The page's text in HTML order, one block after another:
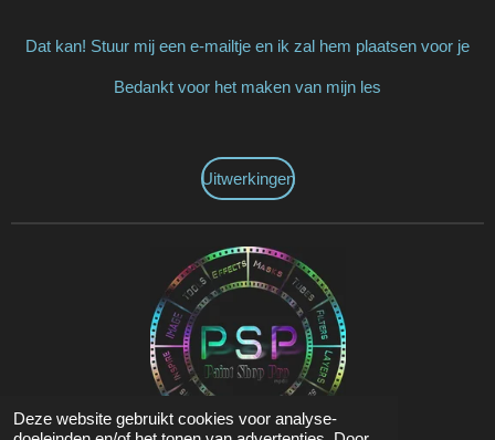
Deze website gebruikt cookies voor analyse-
Dat kan! Stuur mij een e-mailtje en ik zal hem plaatsen voor je
Bedankt voor het maken van mijn les
Uitwerkingen